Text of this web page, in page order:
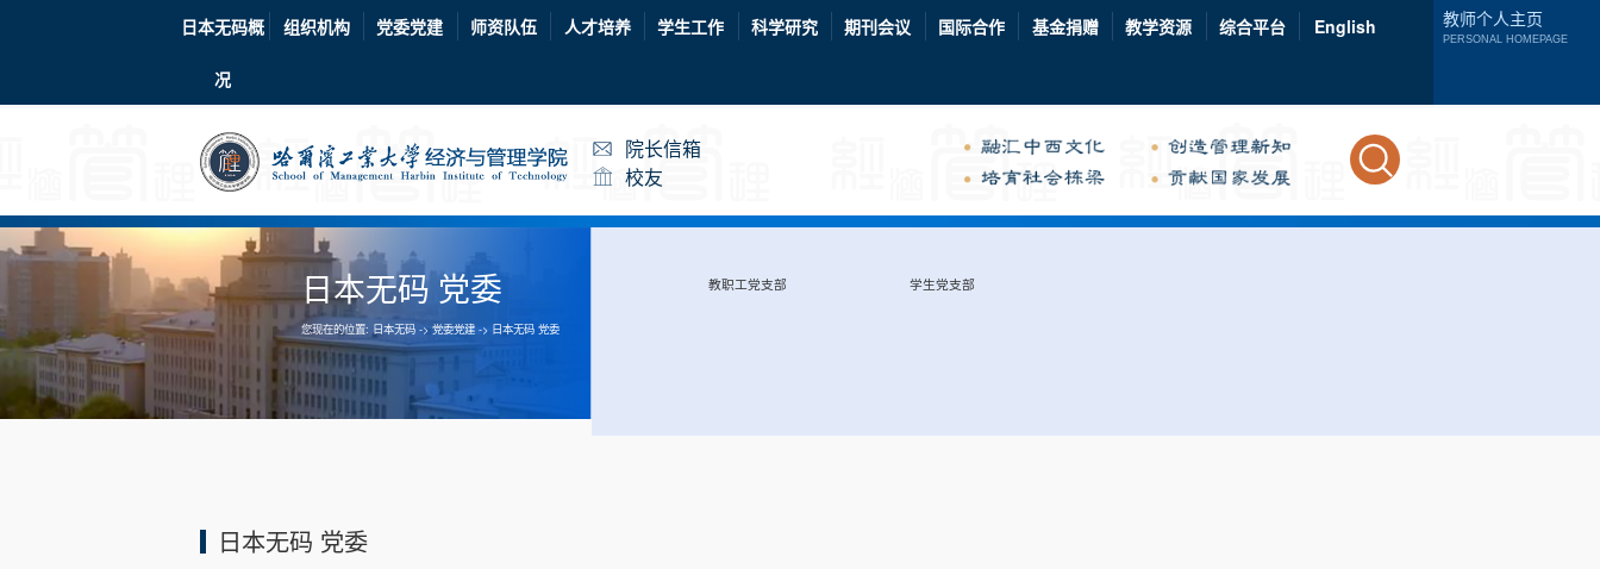
日本无码概
况
组织机构 党委党建 师资队伍 人才培养 学生工作 科学研究 期刊会议 国际合作 基金捐赠 教学资源 综合平台 English 教师个人主页
PERSONAL HOMEPAGE
院长信箱
校友
日本无码 党委
您现在的位置: 日本无码 ->党委党建 -> 日本无码 党委
教职工党支部 学生党支部
日本无码 党委